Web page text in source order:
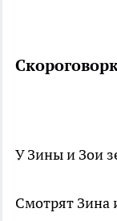
У Зины и Зои
Смотрят Зина